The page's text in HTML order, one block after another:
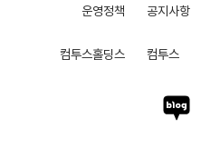
운영정책 공지사항
컴투스홀딩스 컴투스